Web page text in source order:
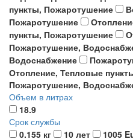
пункты, Пожаротушение
Пожаротушение
пункты, Пожаротушение
Пожаротушение,
Водоснабжение
Отопление, Тепловые
Пожаротушение,
Объем в литрах
18.9
Срок службы
0.155 кг
10 лет 1005